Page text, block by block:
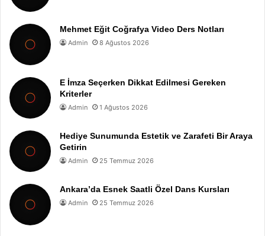
Mehmet Eğit Coğrafya Video Ders Notları
Admin 8 Ağustos 2026
E İmza Seçerken Dikkat Edilmesi Gereken
Kriterler
Admin 1 Ağustos 2026
Hediye Sunumunda Estetik ve Zarafeti Bir Araya
Getirin
Admin 25 Temmuz 2026
Ankara’da Esnek Saatli Özel Dans Kursları
Admin 25 Temmuz 2026